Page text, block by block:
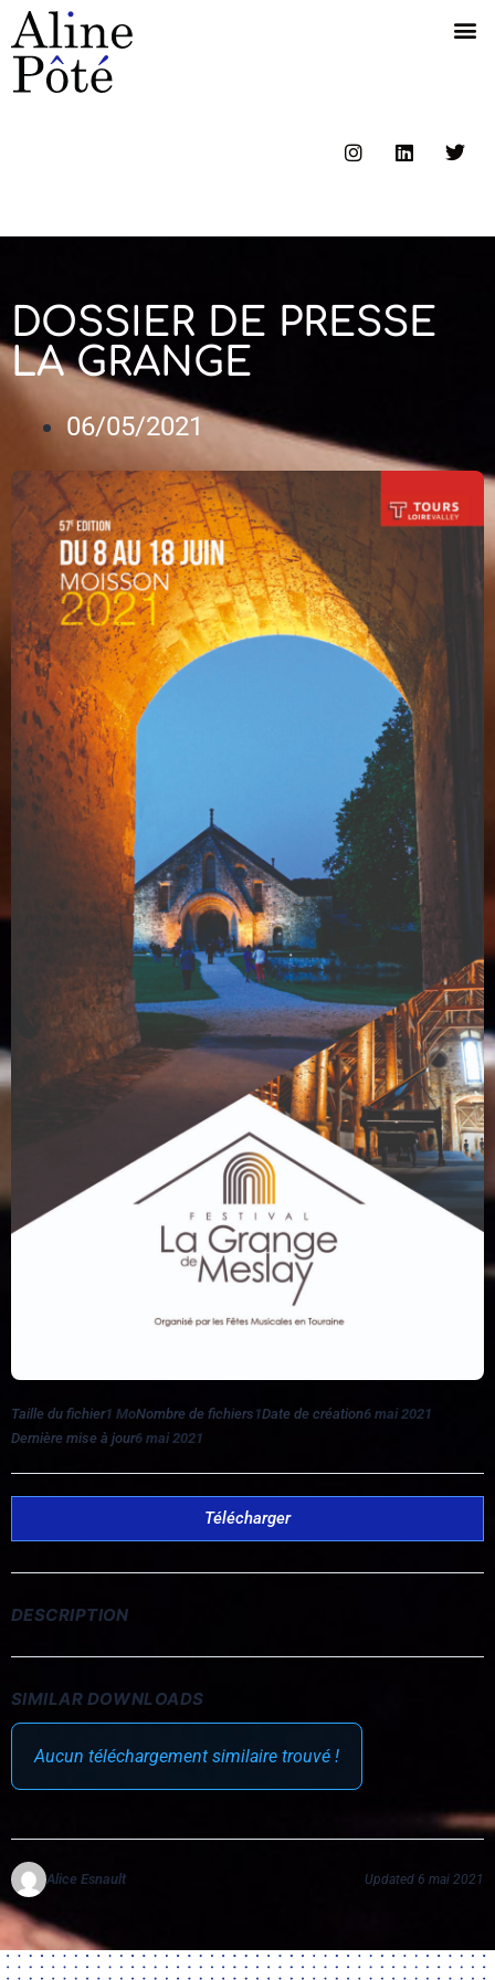
DOSSIER DE PRESSE
LA GRANGE
06/05/2021
Taille du fichier1 MoNombre de fichiers 1Date de création6 mai 2021
Dernière mise à jour6 mai 2021
Télécharger
DESCRIPTION
SIMILAR DOWNLOADS
Aucun téléchargement similaire trouvé !
Alice Esnault Updated 6 mai 2021